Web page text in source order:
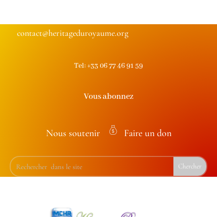
contact@heritageduroyaume.org
Tel: +33 06 77 46 91 59
Vous abonnez
Nous soutenir
on
ba
Faire un don